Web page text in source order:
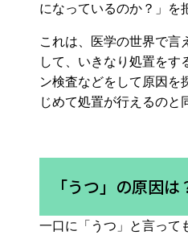
になっているのか？」を
これは、医学の世界で言
して、いきなり処置をす
ン検査などをして原因を
じめて処置が行えるのと
「うつ」の原因は
一口に「うつ」と言って